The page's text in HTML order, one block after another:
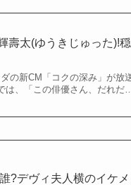
壽太(ゆうきじゅった)!
の新CM「コクの深み」が放
は、「この俳優さん、だれだ…
?デヴィ夫人横のイケ